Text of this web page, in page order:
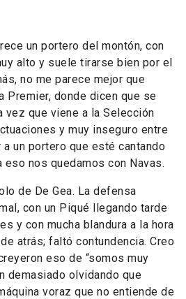
un portero del montón, con
alto y suele tirarse bien por el
no me parece mejor que
Premier, donde dicen que se
vez que viene a la Selección
y muy inseguro entre
un portero que esté cantando
nos quedamos con Navas.
de De Gea. La defensa
con un Piqué llegando tarde
y con mucha blandura a la hora
atrás; faltó contundencia. Creo
eso de “somos muy
demasiado olvidando que
voraz que no entiende de